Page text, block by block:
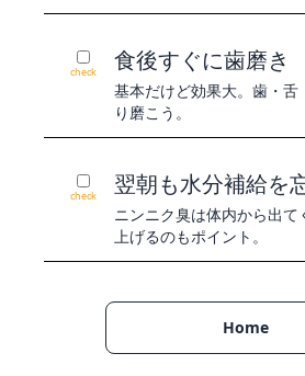
check 食後すぐに歯磨き
基本だけど効果大。歯・舌
り磨こう。
check 翌朝も水分補給を
ニンニク臭は体内から出て
上げるのもポイント。
Home